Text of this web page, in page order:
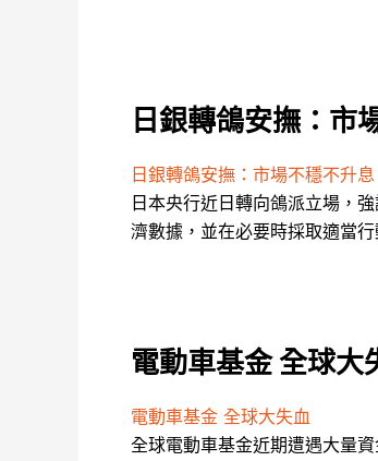
日銀轉鴿安撫：市
日銀轉鴿安撫：市場不穩不升息
日本央行近日轉向鴿派立場，
濟數據，並在必要時採取適當
電動車基金 全球大
電動車基金 全球大失血
全球電動車基金近期遭遇大量